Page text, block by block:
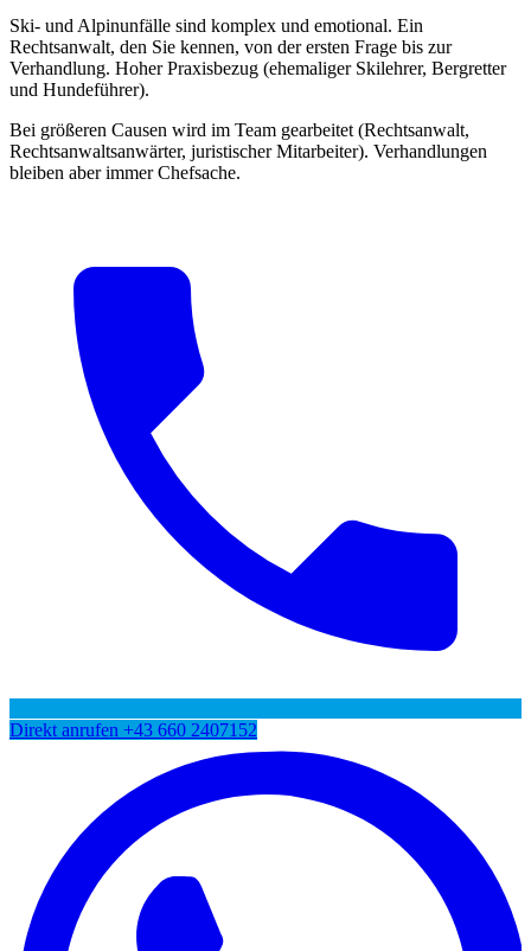
Ski- und Alpinunfälle sind komplex und emotional. Ein
Rechtsanwalt, den Sie kennen, von der ersten Frage bis zur
Verhandlung. Hoher Praxisbezug (ehemaliger Skilehrer, Bergretter
und Hundeführer).
Bei größeren Causen wird im Team gearbeitet (Rechtsanwalt,
Rechtsanwaltsanwärter, juristischer Mitarbeiter). Verhandlungen
bleiben aber immer Chefsache.
Direkt anrufen +43 660 2407152